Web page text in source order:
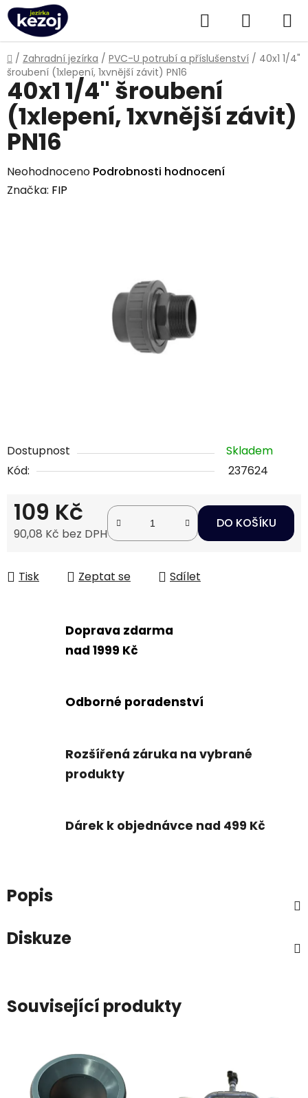
Přejít
na
obsah
Hledat
KOŠÍK
Domů
/ Zahradní jezírka / PVC-U potrubí a příslušenství / 40x1 1/4"
šroubení (1xlepení, 1xvnější závit) PN16
Dostupnost
Skladem
Kód:
237624
109 Kč
90,08 Kč bez DPH
DO KOŠÍKU
Tisk Zeptat se Sdílet
40x1 1/4" šroubení
(1xlepení, 1xvnější závit)
PN16
Průměrné
hodnocení
Neohodnoceno Podrobnosti hodnocení
Značka: FIP
Doprava zdarma
nad 1999 Kč
Odborné poradenství
Rozšířená záruka na vybrané
produkty
Dárek k objednávce nad 499 Kč
Popis
Diskuze
Související produkty